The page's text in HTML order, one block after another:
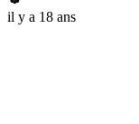
il y a 18 ans